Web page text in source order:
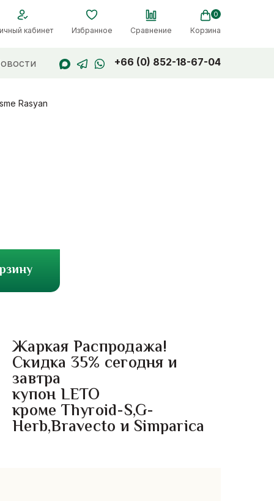
кабинет Избранное Сравнение
0
Корзина
+66 (0) 852-18-67-04
Rasyan
Жаркая Распродажа!
Скидка 35% сегодня и
завтра
купон LETO
кроме Thyroid-S,G-
Herb,Bravecto и Simparica